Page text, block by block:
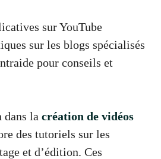
sur YouTube
sur les blogs spécialisés
pour conseils et
la création de vidéos
des tutoriels sur les
et d’édition. Ces